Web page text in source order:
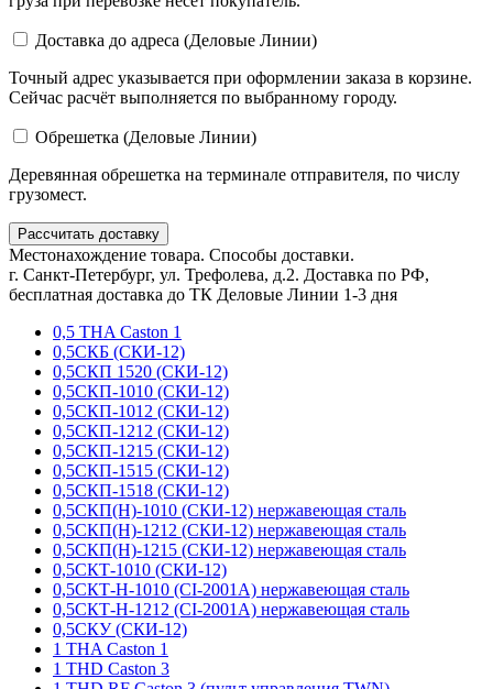
Доставка до адреса (Деловые Линии)
Точный адрес указывается при оформлении заказа в корзине.
Сейчас расчёт выполняется по выбранному городу.
Обрешетка (Деловые Линии)
Деревянная обрешетка на терминале отправителя, по числу
грузомест.
Рассчитать доставку
Местонахождение товара. Способы доставки.
г. Санкт-Петербург, ул. Трефолева, д.2. Доставка по РФ,
бесплатная доставка до ТК Деловые Линии 1-3 дня
0,5 THA Caston 1
0,5СКБ (СКИ-12)
0,5СКП 1520 (СКИ-12)
0,5СКП-1010 (СКИ-12)
0,5СКП-1012 (СКИ-12)
0,5СКП-1212 (СКИ-12)
0,5СКП-1215 (СКИ-12)
0,5СКП-1515 (СКИ-12)
0,5СКП-1518 (СКИ-12)
0,5СКП(Н)-1010 (СКИ-12) нержавеющая сталь
0,5СКП(Н)-1212 (СКИ-12) нержавеющая сталь
0,5СКП(Н)-1215 (СКИ-12) нержавеющая сталь
0,5СКТ-1010 (СКИ-12)
0,5СКТ-Н-1010 (CI-2001A) нержавеющая сталь
0,5СКТ-Н-1212 (CI-2001A) нержавеющая сталь
0,5СКУ (СКИ-12)
1 THA Caston 1
1 THD Caston 3